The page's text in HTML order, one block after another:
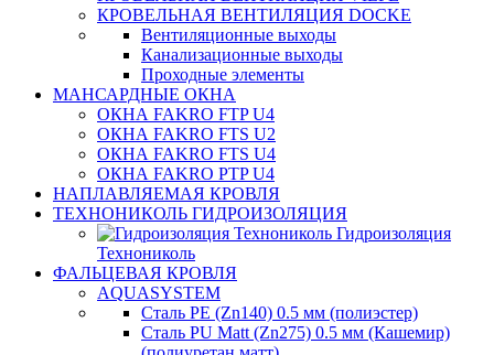
КРОВЕЛЬНАЯ ВЕНТИЛЯЦИЯ DOCKE
Вентиляционные выходы
Канализационные выходы
Проходные элементы
МАНСАРДНЫЕ ОКНА
ОКНА FAKRO FTP U4
ОКНА FAKRO FTS U2
ОКНА FAKRO FTS U4
ОКНА FAKRO PTP U4
НАПЛАВЛЯЕМАЯ КРОВЛЯ
ТЕХНОНИКОЛЬ ГИДРОИЗОЛЯЦИЯ
Гидроизоляция
Технониколь
ФАЛЬЦЕВАЯ КРОВЛЯ
AQUASYSTEM
Сталь PE (Zn140) 0.5 мм (полиэстер)
Сталь PU Matt (Zn275) 0.5 мм (Кашемир)